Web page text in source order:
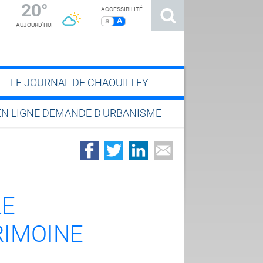
20°
AUJOURD'HUI
ACCESSIBILITÉ
a A
LE JOURNAL DE CHAOUILLEY
LIGNE DEMANDE D'URBANISME